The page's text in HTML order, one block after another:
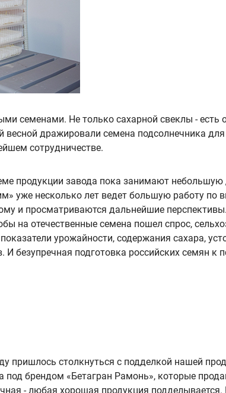
семенами. Не только сахарной свеклы - есть
весной дражировали семена подсолнечника
сотрудничестве.
продукции завода пока занимают небольшую
уже несколько лет ведет большую работу
и просматриваются дальнейшие
на отечественные семена пошел спрос,
урожайности, содержания сахара,
И безупречная подготовка российских семян
пришлось столкнуться с подделкой нашей
под брендом «Бетагран Рамонь», которые
- любая хорошая продукция